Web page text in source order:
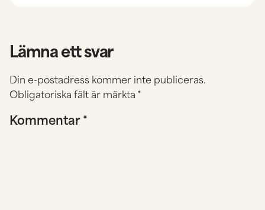
Lämna ett svar
Din e-postadress kommer inte publiceras.
Obligatoriska fält är märkta*
Kommentar*